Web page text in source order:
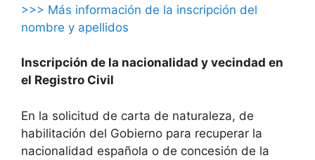
>>> Más información de la inscripción del
nombre y apellidos
Inscripción de la nacionalidad y vecindad en
el Registro Civil
En la solicitud de carta de naturaleza, de
habilitación del Gobierno para recuperar la
nacionalidad española o de concesión de la